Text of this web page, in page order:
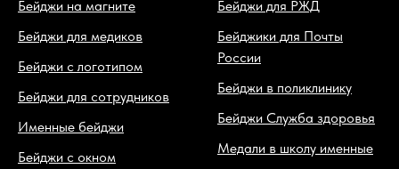
Бейджи на магните
Бейджи для медиков
Бейджи с логотипом
Бейджи для сотрудников
Именные бейджи
Бейджи с окном
Бейджи для РЖД
Бейджики для Почты
России
Бейджи в поликлинику
Бейджи Служба здоровья
Медали в школу именные